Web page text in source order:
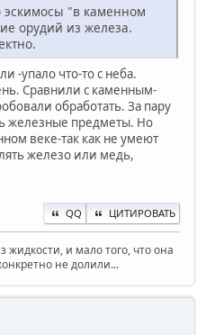
"в каменном
орудий из железа.
-упало что-то с неба.
Сравнили с каменным-
обработать. За пару
железные предметы. Но
веке-так как не умеют
железо или медь,
QQ ЦИТИРОВАТЬ
жидкости, и мало того, что она
не долили...